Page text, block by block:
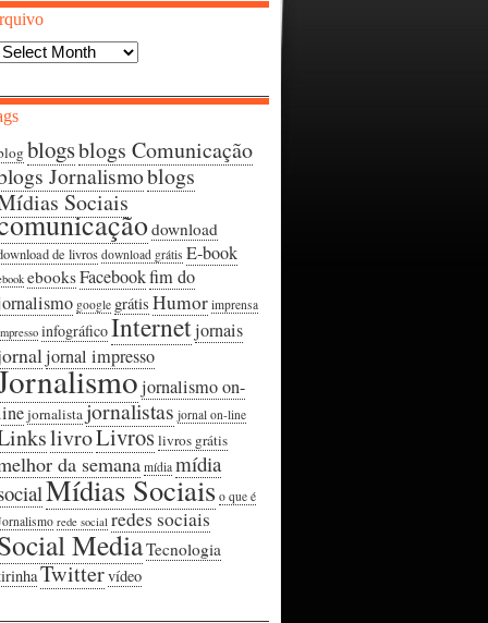
Arquivo
blogsblogs Comunicação
Jornalismoblogs
Sociais
download
de livros download grátis E-book
ebooksFacebookfim do
google grátis Humor imprensa
infográficoInternetjornais
jornal impresso
jornalismo on-
jornalista jornalistas jornal on-line
livroLivroslivros grátis
da semana mídia mídia
Mídias Sociais o que é
rede social redes sociais
MediaTecnologia
Twittervídeo